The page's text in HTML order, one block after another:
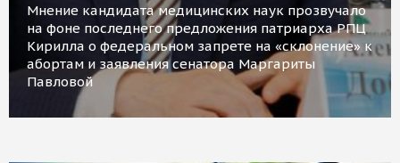
Мнение кандидата медицинских наук прозвучало
на фоне последнего предложения патриарха РПЦ
Кирилла о федеральном запрете на «склонение» к
абортам и заявления сенатора Маргариты
Павловой